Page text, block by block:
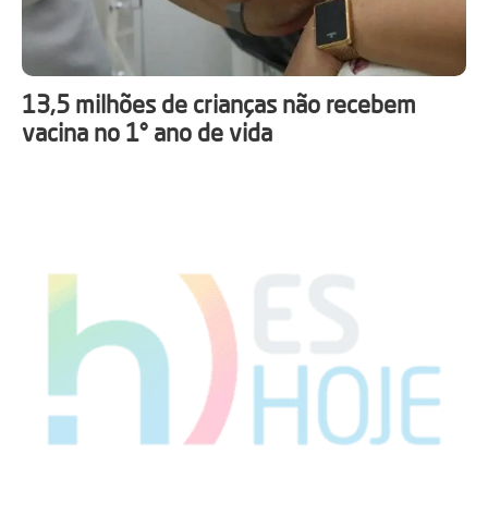
13,5 milhões de crianças não recebem
vacina no 1° ano de vida